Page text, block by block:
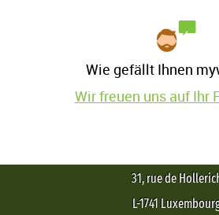
Wie gefällt Ihnen
Wir freuen uns auf Ihr
31, rue de
L-1741